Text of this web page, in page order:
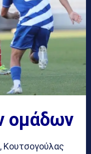
ομάδων
Κουτσογούλας